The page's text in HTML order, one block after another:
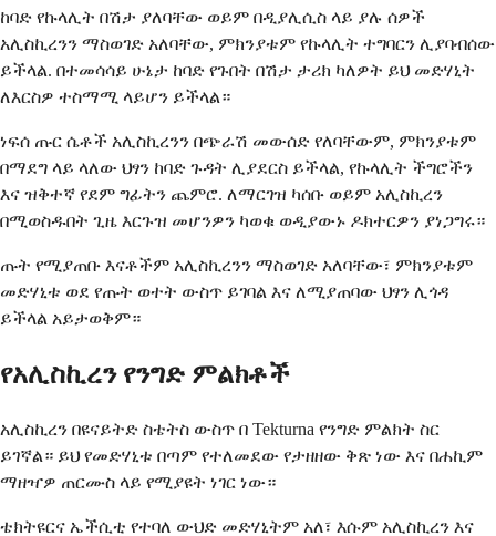
ከባድ የኩላሊት በሽታ ያለባቸው ወይም በዲያሊሲስ ላይ ያሉ ሰዎች
አሊስኪረንን ማስወገድ አለባቸው, ምክንያቱም የኩላሊት ተግባርን ሊያባብሰው
ይችላል. በተመሳሳይ ሁኔታ ከባድ የጉበት በሽታ ታሪክ ካለዎት ይህ መድሃኒት
ለእርስዎ ተስማሚ ላይሆን ይችላል።
ነፍሰ ጡር ሴቶች አሊስኪረንን በጭራሽ መውሰድ የለባቸውም, ምክንያቱም
በማደግ ላይ ላለው ህፃን ከባድ ጉዳት ሊያደርስ ይችላል, የኩላሊት ችግሮችን
እና ዝቅተኛ የደም ግፊትን ጨምሮ. ለማርገዝ ካሰቡ ወይም አሊስኪረን
በሚወስዱበት ጊዜ እርጉዝ መሆንዎን ካወቁ ወዲያውኑ ዶክተርዎን ያነጋግሩ።
ጡት የሚያጠቡ እናቶችም አሊስኪረንን ማስወገድ አለባቸው፣ ምክንያቱም
መድሃኒቱ ወደ የጡት ወተት ውስጥ ይገባል እና ለሚያጠባው ህፃን ሊጎዳ
ይችላል አይታወቅም።
የአሊስኪረን የንግድ ምልክቶች
አሊስኪረን በዩናይትድ ስቴትስ ውስጥ በ Tekturna የንግድ ምልክት ስር
ይገኛል። ይህ የመድሃኒቱ በጣም የተለመደው የታዘዘው ቅጽ ነው እና በሐኪም
ማዘዣዎ ጠርሙስ ላይ የሚያዩት ነገር ነው።
ቴክትዩርና ኤችሲቲ የተባለ ውህድ መድሃኒትም አለ፣ እሱም አሊስኪረን እና